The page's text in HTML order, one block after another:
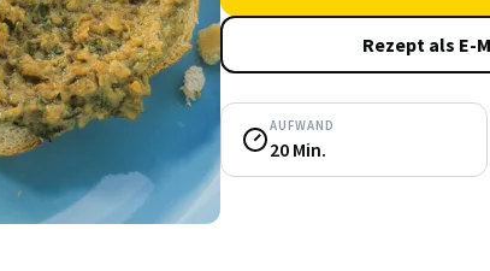
Rezept als E-
AUFWAND
20 Min.